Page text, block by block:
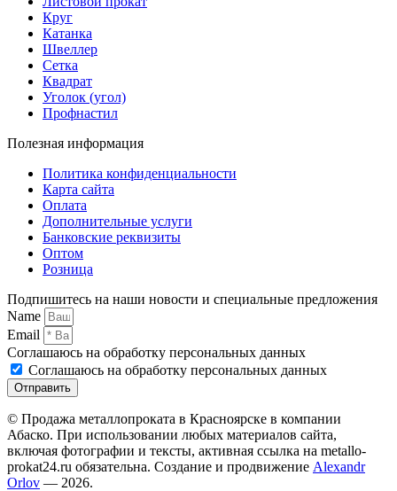
Круг
Катанка
Швеллер
Сетка
Квадрат
Уголок (угол)
Профнастил
Полезная информация
Политика конфиденциальности
Карта сайта
Оплата
Дополнительные услуги
Банковские реквизиты
Оптом
Розница
Подпишитесь на наши новости и специальные предложения
Name
Email
Соглашаюсь на обработку персональных данных
Соглашаюсь на обработку персональных данных
Отправить
© Продажа металлопроката в Красноярске в компании
Абаско. При использовании любых материалов сайта,
включая фотографии и тексты, активная ссылка на metallo-
prokat24.ru обязательна. Создание и продвижение Alexandr
Orlov — 2026.